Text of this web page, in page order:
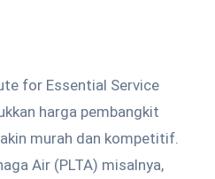
for Essential Service
harga pembangkit
murah dan kompetitif.
Air (PLTA) misalnya,